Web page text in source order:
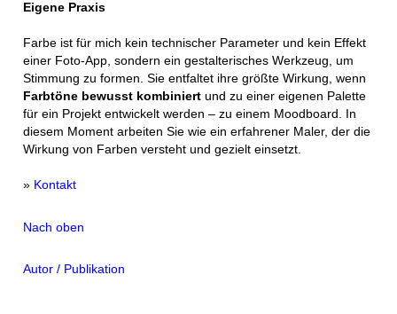
Eigene Praxis
Farbe ist für mich kein technischer Parameter und kein Effekt
einer Foto-App, sondern ein gestalterisches Werkzeug, um
Stimmung zu formen. Sie entfaltet ihre größte Wirkung, wenn
Farbtöne bewusst kombiniert und zu einer eigenen Palette
für ein Projekt entwickelt werden – zu einem Moodboard. In
diesem Moment arbeiten Sie wie ein erfahrener Maler, der die
Wirkung von Farben versteht und gezielt einsetzt.
» Kontakt
Nach oben
Autor / Publikation